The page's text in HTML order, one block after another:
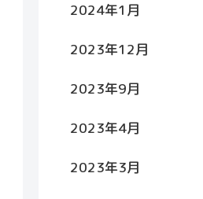
2024年1月
2023年12月
2023年9月
2023年4月
2023年3月